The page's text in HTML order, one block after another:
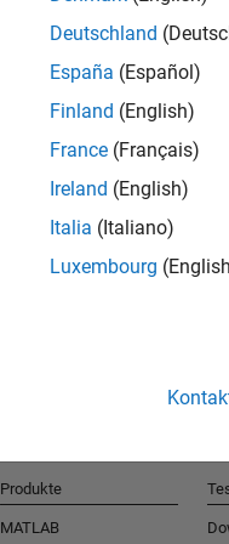
Deutschland
España (Español)
Finland (English)
France (Français)
Ireland (English)
Italia (Italiano)
Luxembourg
Produkte
MATLAB